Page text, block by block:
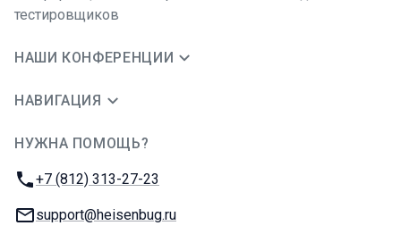
тестировщиков
НАШИ КОНФЕРЕНЦИИ
НАВИГАЦИЯ
НУЖНА ПОМОЩЬ?
Телефон:
+7 (812) 313-27-23
E-mail:
support@heisenbug.ru